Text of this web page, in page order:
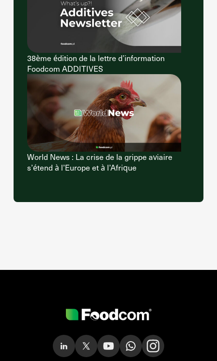
38ème édition de la lettre d’information
Foodcom ADDITIVES
World News : La crise de la grippe aviaire
s’étend à l’Europe et à l’Afrique